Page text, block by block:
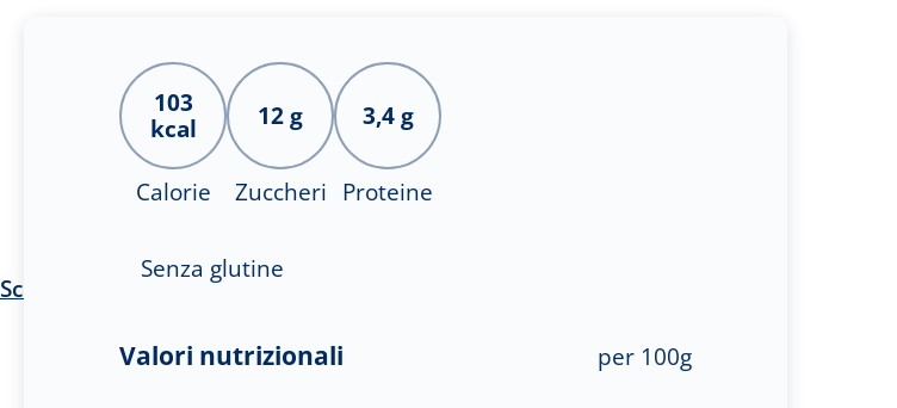
Scheda tecnica Scheda tecnica
103
kcal
Calorie
12 g
Zuccheri
3,4 g
Proteine
Senza glutine
Valori nutrizionali per 100g